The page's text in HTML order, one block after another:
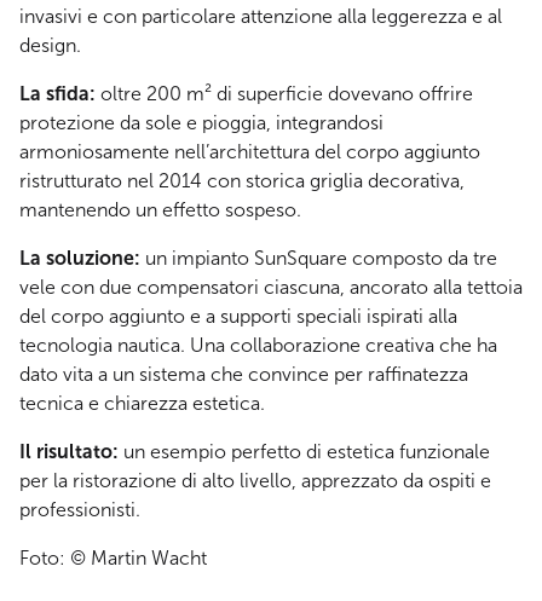
invasivi e con particolare attenzione alla leggerezza e al
design.
La sfida: oltre 200 m² di superficie dovevano offrire
protezione da sole e pioggia, integrandosi
armoniosamente nell’architettura del corpo aggiunto
ristrutturato nel 2014 con storica griglia decorativa,
mantenendo un effetto sospeso.
La soluzione: un impianto SunSquare composto da tre
vele con due compensatori ciascuna, ancorato alla tettoia
del corpo aggiunto e a supporti speciali ispirati alla
tecnologia nautica. Una collaborazione creativa che ha
dato vita a un sistema che convince per raffinatezza
tecnica e chiarezza estetica.
Il risultato: un esempio perfetto di estetica funzionale
per la ristorazione di alto livello, apprezzato da ospiti e
professionisti.
Foto: © Martin Wacht